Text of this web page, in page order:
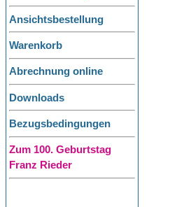
Ansichtsbestellung
Warenkorb
Abrechnung online
Downloads
Bezugsbedingungen
Zum 100. Geburtstag
Franz Rieder